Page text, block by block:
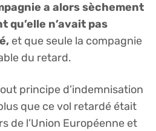
a alors sèchement
qu’elle n’avait pas
et que seule la compagnie
du retard.
principe d’indemnisation
que ce vol retardé était
de l’Union Européenne et